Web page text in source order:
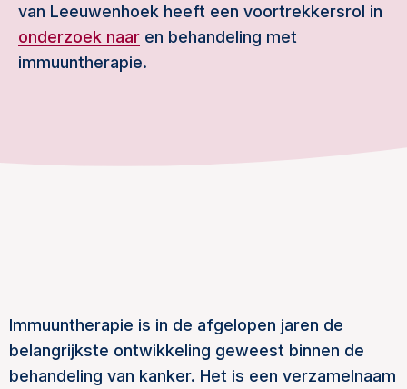
van Leeuwenhoek heeft een voortrekkersrol in
onderzoek naar en behandeling met
immuuntherapie.
Immuuntherapie is in de afgelopen jaren de
belangrijkste ontwikkeling geweest binnen de
behandeling van kanker. Het is een verzamelnaam